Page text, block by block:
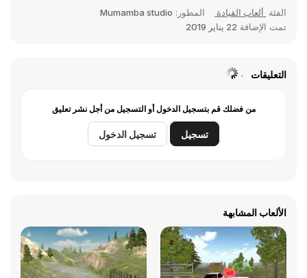
الفئة ألعاب القيادة المطور: Mumamba studio
تمت الإضافة 22 يناير 2019
التعليقات
من فضلك قم بتسجيل الدخول أو التسجيل من أجل نشر تعليق
تسجيل تسجيل الدخول
الألعاب المشابهة